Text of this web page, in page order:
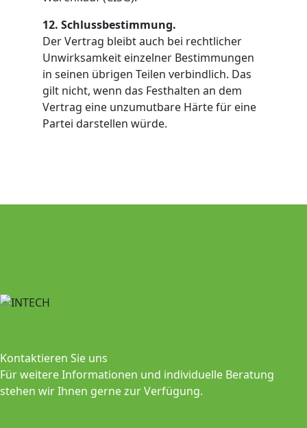
12. Schlussbestimmung.
Der Vertrag bleibt auch bei rechtlicher
Unwirksamkeit einzelner Bestimmungen
in seinen übrigen Teilen verbindlich. Das
gilt nicht, wenn das Festhalten an dem
Vertrag eine unzumutbare Härte für eine
Partei darstellen würde.
Kontaktieren Sie uns
Für weitere Informationen und individuelle Beratung
stehen wir Ihnen gerne zur Verfügung.